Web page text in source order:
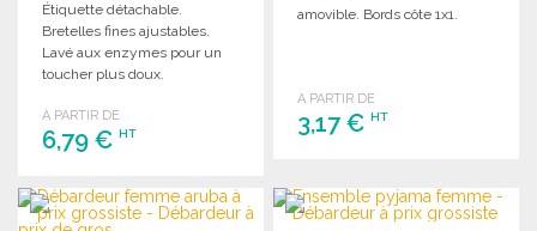
Étiquette détachable.
Bretelles fines ajustables.
Lavé aux enzymes pour un
toucher plus doux.
A PARTIR DE
6,79 € HT
COMMANDER
Demander un devis
amovible. Bords côte 1x1.
A PARTIR DE
3,17 €HT
Demander un devis